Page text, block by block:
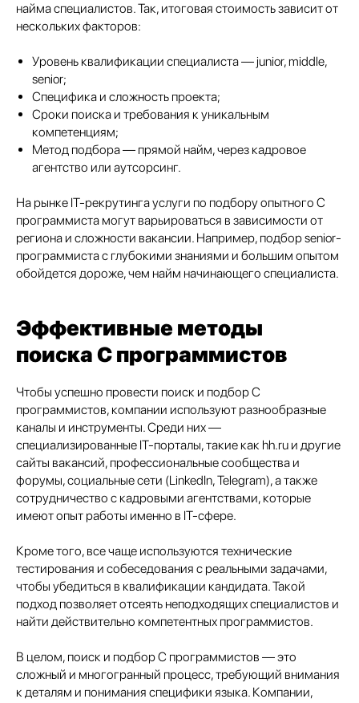
найма специалистов. Так, итоговая стоимость зависит от
нескольких факторов:
Уровень квалификации специалиста — junior, middle,
senior;
Специфика и сложность проекта;
Сроки поиска и требования к уникальным
компетенциям;
Метод подбора — прямой найм, через кадровое
агентство или аутсорсинг.
На рынке IT-рекрутинга услуги по подбору опытного C
программиста могут варьироваться в зависимости от
региона и сложности вакансии. Например, подбор senior-
программиста с глубокими знаниями и большим опытом
обойдется дороже, чем найм начинающего специалиста.
Эффективные методы
поиска C программистов
Чтобы успешно провести поиск и подбор C
программистов, компании используют разнообразные
каналы и инструменты. Среди них —
специализированные IT-порталы, такие как hh.ru и другие
сайты вакансий, профессиональные сообщества и
форумы, социальные сети (LinkedIn, Telegram), а также
сотрудничество с кадровыми агентствами, которые
имеют опыт работы именно в IT-сфере.
Кроме того, все чаще используются технические
тестирования и собеседования с реальными задачами,
чтобы убедиться в квалификации кандидата. Такой
подход позволяет отсеять неподходящих специалистов и
найти действительно компетентных программистов.
В целом, поиск и подбор C программистов — это
сложный и многогранный процесс, требующий внимания
к деталям и понимания специфики языка. Компании,